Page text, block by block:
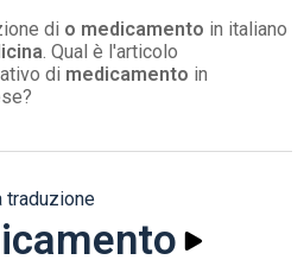
di o medicamento in italiano
. Qual è l'articolo
di medicamento in
traduzione